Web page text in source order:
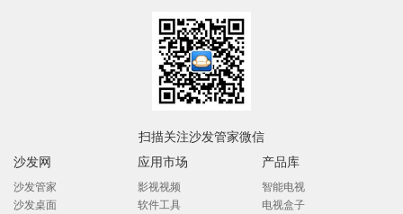
扫描关注沙发管家微信
沙发网
沙发管家
沙发桌面
应用市场
影视视频
软件工具
产品库
智能电视
电视盒子